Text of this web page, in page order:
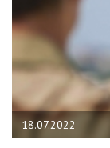
18.07.2022